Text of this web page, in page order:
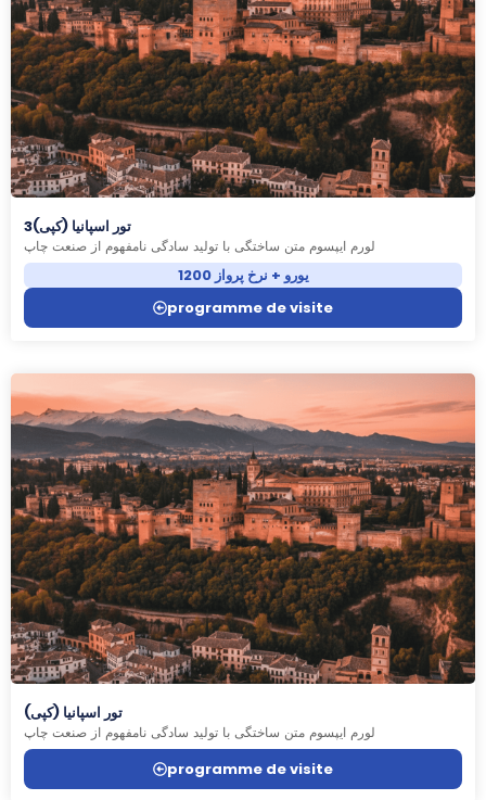
تور اسپانیا (کپی)3
لورم ایپسوم متن ساختگی با تولید سادگی نامفهوم از صنعت چاپ
1200 یورو + نرخ پرواز
programme de visite
تور اسپانیا (کپی)
لورم ایپسوم متن ساختگی با تولید سادگی نامفهوم از صنعت چاپ
programme de visite